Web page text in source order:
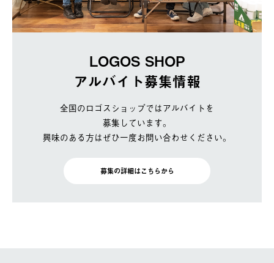
LOGOS SHOP
アルバイト募集情報
全国のロゴスショップではアルバイトを
募集しています。
興味のある方はぜひ一度お問い合わせください。
募集の詳細はこちらから